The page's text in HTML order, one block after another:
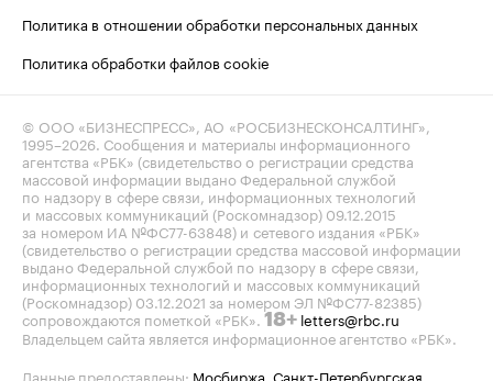
Политика в отношении обработки персональных данных
Политика обработки файлов cookie
© ООО «БИЗНЕСПРЕСС», АО «РОСБИЗНЕСКОНСАЛТИНГ»,
1995–2026 . Сообщения и материалы информационного
агентства «РБК» (свидетельство о регистрации средства
массовой информации выдано Федеральной службой
по надзору в сфере связи, информационных технологий
и массовых коммуникаций (Роскомнадзор) 09.12.2015
за номером ИА №ФС77-63848) и сетевого издания «РБК»
(свидетельство о регистрации средства массовой информации
выдано Федеральной службой по надзору в сфере связи,
информационных технологий и массовых коммуникаций
(Роскомнадзор) 03.12.2021 за номером ЭЛ №ФС77-82385)
сопровождаются пометкой «РБК». 18+ letters@rbc.ru
Владельцем сайта является информационное агентство «РБК».
Данные предоставлены: Мосбиржа Санкт-Петербургская